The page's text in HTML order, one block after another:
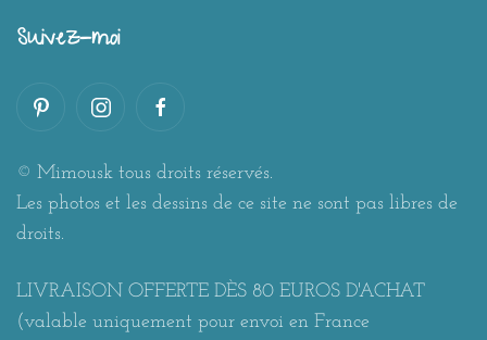
Suivez-moi
© Mimousk tous droits réservés.
Les photos et les dessins de ce site ne sont pas libres de
droits.
LIVRAISON OFFERTE DÈS 80 EUROS D'ACHAT
(valable uniquement pour envoi en France